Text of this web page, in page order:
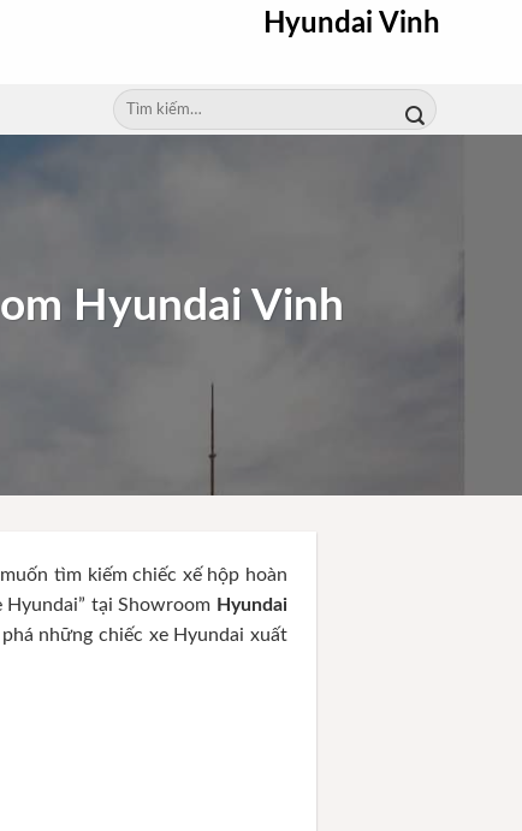
Hyundai Vinh
Tìm
kiếm:
Hyundai Vinh
tìm kiếm chiếc xế hộp hoàn
Hyundai” tại Showroom Hyundai
những chiếc xe Hyundai xuất